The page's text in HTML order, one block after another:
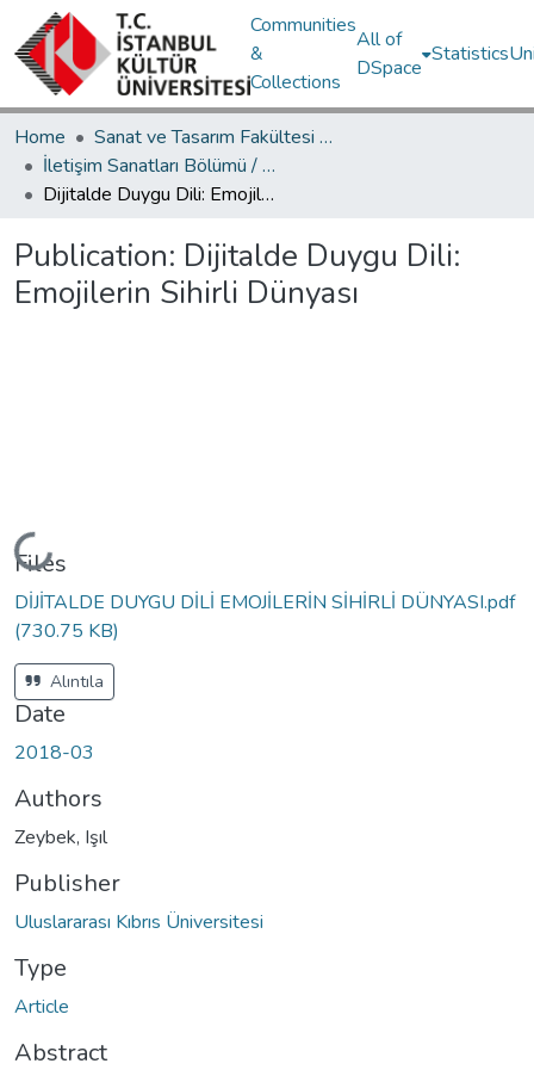
Communities
&
Collections
All of
DSpace
Statistics
Home
Sanat ve Tasarım Fakültesi / Faculty of Art and Design
İletişim Sanatları Bölümü / Department of Communication Arts
Dijitalde Duygu Dili: Emojilerin Sihirli Dünyası
Publication: Dijitalde Duygu Dili:
Emojilerin Sihirli Dünyası
Loading...
Files
DİJİTALDE DUYGU DİLİ EMOJİLERİN SİHİRLİ DÜNYASI.pdf
(730.75 KB)
Alıntıla
Date
2018-03
Authors
Zeybek, Işıl
Publisher
Uluslararası Kıbrıs Üniversitesi
Type
Article
Abstract